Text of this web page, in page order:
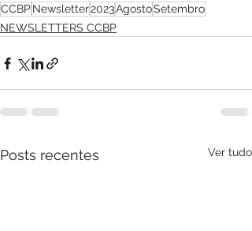
CCBPNewsletter2023AgostoSetembro
NEWSLETTERS CCBP
Posts recentes Ver tudo